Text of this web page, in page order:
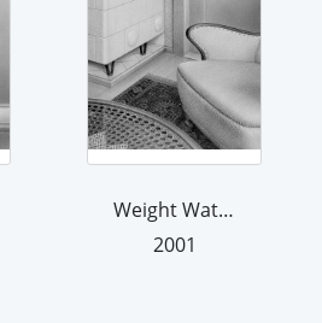
Weight Watcher
2001